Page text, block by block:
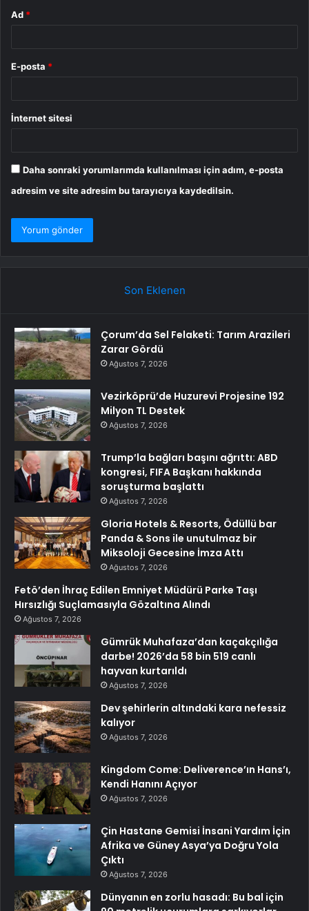
Ad *
E-posta *
İnternet sitesi
Daha sonraki yorumlarımda kullanılması için adım, e-posta
adresim ve site adresim bu tarayıcıya kaydedilsin.
Son Eklenen
Çorum’da Sel Felaketi: Tarım Arazileri
Zarar Gördü
Ağustos 7, 2026
Vezirköprü’de Huzurevi Projesine 192
Milyon TL Destek
Ağustos 7, 2026
Trump’la bağları başını ağrıttı: ABD
kongresi, FIFA Başkanı hakkında
soruşturma başlattı
Ağustos 7, 2026
Gloria Hotels & Resorts, Ödüllü bar
Panda & Sons ile unutulmaz bir
Miksoloji Gecesine İmza Attı
Ağustos 7, 2026
Fetö’den İhraç Edilen Emniyet Müdürü Parke Taşı
Hırsızlığı Suçlamasıyla Gözaltına Alındı
Ağustos 7, 2026
Gümrük Muhafaza’dan kaçakçılığa
darbe! 2026’da 58 bin 519 canlı
hayvan kurtarıldı
Ağustos 7, 2026
Dev şehirlerin altındaki kara nefessiz
kalıyor
Ağustos 7, 2026
Kingdom Come: Deliverence’ın Hans’ı,
Kendi Hanını Açıyor
Ağustos 7, 2026
Çin Hastane Gemisi İnsani Yardım İçin
Afrika ve Güney Asya’ya Doğru Yola
Çıktı
Ağustos 7, 2026
Dünyanın en zorlu hasadı: Bu bal için